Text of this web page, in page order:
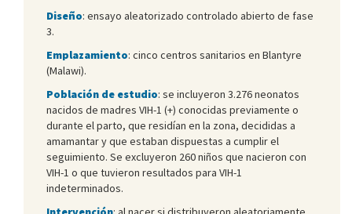
Diseño: ensayo aleatorizado controlado abierto de fase
3.
Emplazamiento: cinco centros sanitarios en Blantyre
(Malawi).
Población de estudio: se incluyeron 3.276 neonatos
nacidos de madres VIH-1 (+) conocidas previamente o
durante el parto, que residían en la zona, decididas a
amamantar y que estaban dispuestas a cumplir el
seguimiento. Se excluyeron 260 niños que nacieron con
VIH-1 o que tuvieron resultados para VIH-1
indeterminados.